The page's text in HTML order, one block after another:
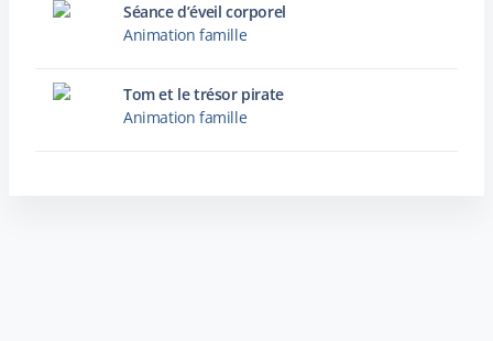
Séance d’éveil corporel
Animation famille
Tom et le trésor pirate
Animation famille